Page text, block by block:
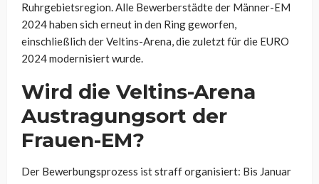
Ruhrgebietsregion. Alle Bewerberstädte der Männer-EM
2024 haben sich erneut in den Ring geworfen,
einschließlich der Veltins-Arena, die zuletzt für die EURO
2024 modernisiert wurde.
Wird die Veltins-Arena
Austragungsort der
Frauen-EM?
Der Bewerbungsprozess ist straff organisiert: Bis Januar